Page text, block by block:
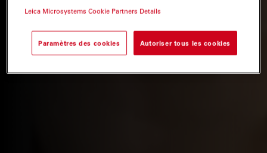
Leica Microsystems Cookie Partners Details
Paramètres des cookies Autoriser tous les cookies